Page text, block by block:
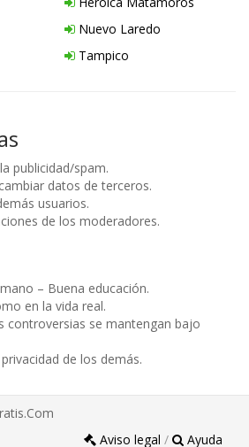
Nuevo Laredo
Tampico
publicidad/spam.
datos de terceros.
usuarios.
de los moderadores.
– Buena educación.
en la vida real.
controversias se mantengan bajo
de los demás.
Aviso legal / Ayuda